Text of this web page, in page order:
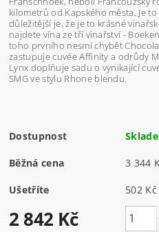
kilometrů od Kapského města. Je
důležitější je, že je to krásné
najdete vína ze tří vinařství -
toho prvního nesmí chybět
zastupuje cuvée Affinity a odrůdy
Lynx doplňuje sadu o vynikající
SMG ve stylu Rhone blendu.
Dostupnost
Běžná cena 3 344
Ušetříte 502
2 842 Kč